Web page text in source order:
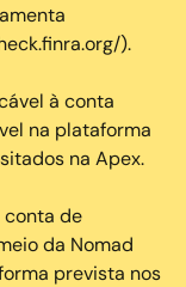
).
à conta
na plataforma
na Apex.
conta de
da Nomad
prevista nos